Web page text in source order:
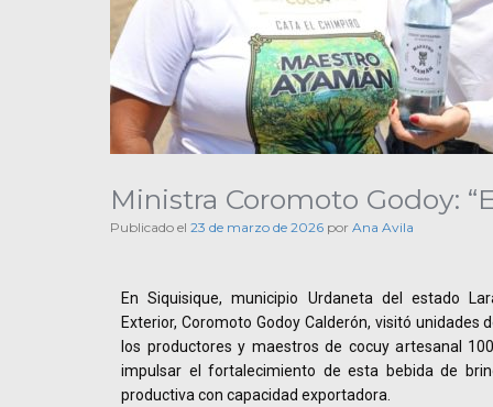
Ministra Coromoto Godoy:
Publicado el 23 de marzo de 2026 por Ana Avila
En Siquisique, municipio Urdaneta del estado
Exterior, Coromoto Godoy Calderón, visitó unidades
los productores y maestros de cocuy artesanal
impulsar el fortalecimiento de esta bebida de
productiva con capacidad exportadora.